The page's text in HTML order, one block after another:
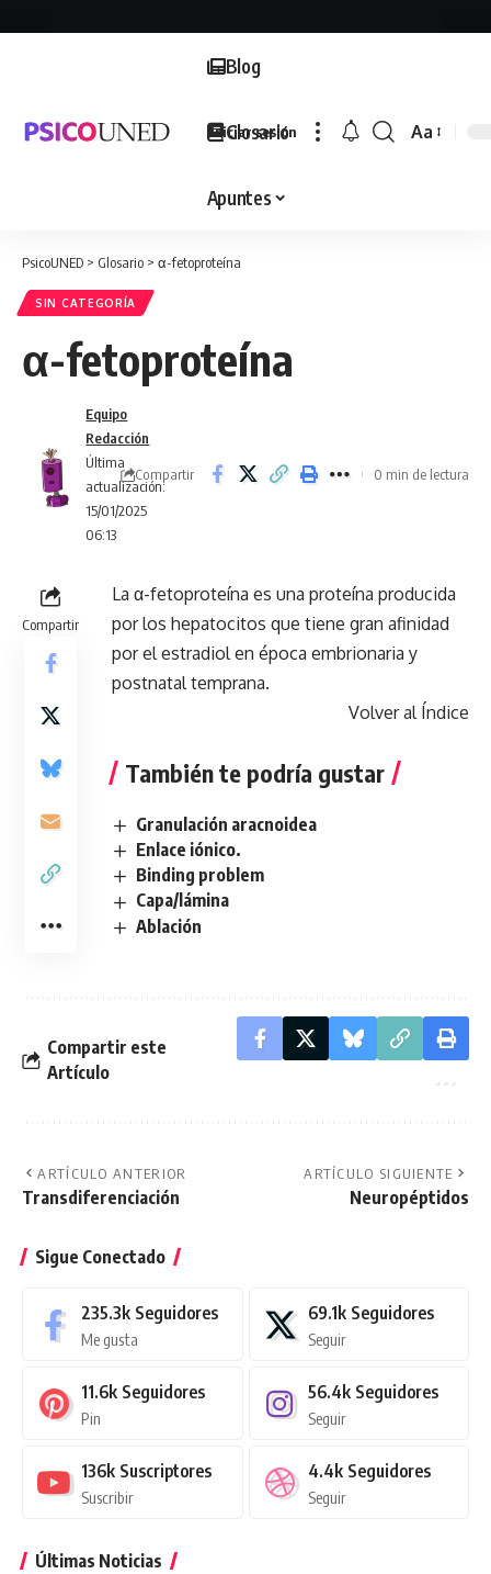
Blog
Glosario
Apuntes
Iniciar sesión
Font
Aa
PsicoUNED > Glosario > α-fetoproteína
SIN CATEGORÍA
α-fetoproteína
Última
actualización:
15/01/2025
06:13
Equipo
Redacción
Compartir 0 min de lectura
Compartir
La α-fetoproteína es una proteína producida
por los hepatocitos que tiene gran afinidad
por el estradiol en época embrionaria y
postnatal temprana.
Volver al Índice
También te podría gustar
Granulación aracnoidea
Enlace iónico.
Binding problem
Capa/lámina
Ablación
Compartir este
Artículo
ARTÍCULO ANTERIOR
Transdiferenciación
ARTÍCULO SIGUIENTE
Neuropéptidos
Sigue Conectado
235.3k Seguidores
Me gusta
69.1k Seguidores
Seguir
11.6k Seguidores
Pin
56.4k Seguidores
Seguir
136k Suscriptores
Suscribir
4.4k Seguidores
Seguir
Últimas Noticias